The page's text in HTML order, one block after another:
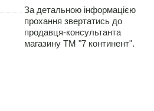
За детальною інформацією
прохання звертатись до
продавця-консультанта
магазину ТМ "7 континент".